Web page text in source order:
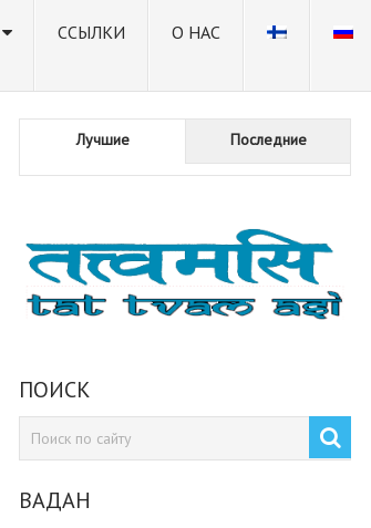
ССЫЛКИ О НАС
Лучшие Последние
ПОИСК
ВАДАН